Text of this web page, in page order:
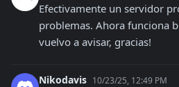
Efectivamente un servidor
problemas. Ahora funciona
vuelvo a avisar, gracias!
Nikodavis 10/23/25, 12:49 PM